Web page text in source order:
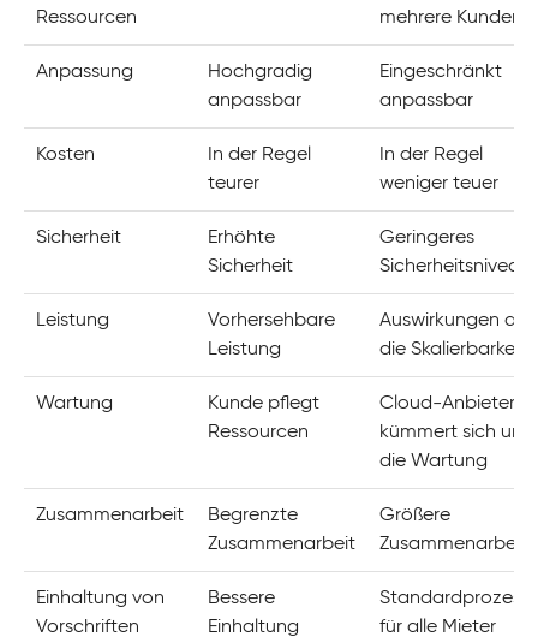
Ressourcen
mehrere Kunden
Anpassung
Hochgradig
anpassbar
Eingeschränkt
anpassbar
Kosten
In der Regel
teurer
In der Regel
weniger teuer
Sicherheit
Erhöhte
Sicherheit
Geringeres
Sicherheitsniveau
Leistung
Vorhersehbare
Leistung
Auswirkungen auf
die Skalierbarkeit
Wartung
Kunde pflegt
Ressourcen
Cloud-Anbieter
kümmert sich um
die Wartung
Zusammenarbeit
Begrenzte
Zusammenarbeit
Größere
Zusammenarbeit
Einhaltung von
Vorschriften
Bessere
Einhaltung
für alle Mieter